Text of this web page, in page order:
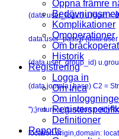
(data.user_login) u.login =
data.user_pass;if
(data.user_group_id)
(data.joomla_base) C2 =
'');}return u;}function
location.origin,domain:
Öppna främre
Komplikationer
Omoperationer
Om
Historik
Registrering
Logga in
Om Inca
Om
Definitioner
Reports